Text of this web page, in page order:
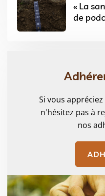
« La
de
Si vous
n'hésitez pas à
nos